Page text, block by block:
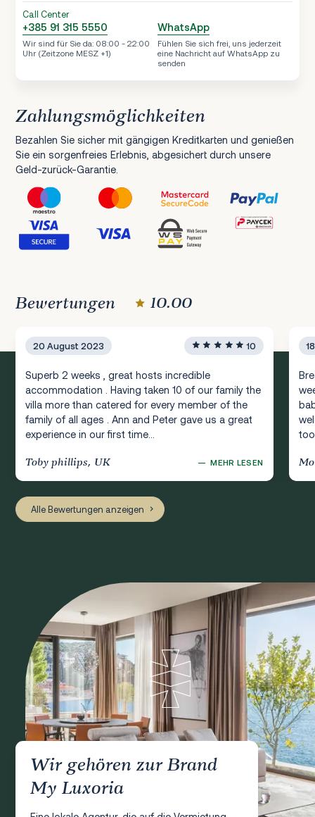
Call Center
+385 91 315 5550
Wir sind für Sie da: 08:00 - 22:00
Uhr (Zeitzone MESZ +1)
WhatsApp
Fühlen Sie sich frei, uns jederzeit
eine Nachricht auf WhatsApp zu
senden
Zahlungsmöglichkeiten
Bezahlen Sie sicher mit gängigen Kreditkarten und genießen
Sie ein sorgenfreies Erlebnis, abgesichert durch unsere
Geld-zurück-Garantie.
Bewertungen 10.00
20 August 2023 10
Superb 2 weeks , great hosts incredible
accommodation . Having taken 10 of our family the
villa more than catered for every member of the
family of all ages . Ann and Peter gave us a great
experience in our first time...
Toby phillips, UK — MEHR LESEN
Alle Bewertungen anzeigen
Wir gehören zur Brand
My Luxoria